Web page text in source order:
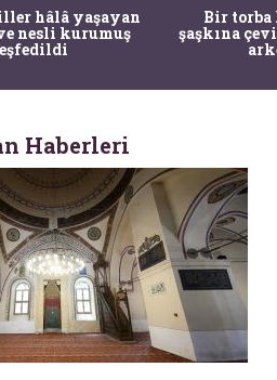
adli tıpçıları
kemiklerin sırrını
çözdü
Haberleri